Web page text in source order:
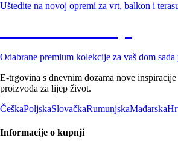
Uštedite na novoj opremi za vrt, balkon i
Odabrane premium kolekcije za vaš dom
E-trgovina s dnevnim dozama nove
proizvoda za lijep život.
ČeškaPoljskaSlovačkaRumunjskaMađarska
Informacije o kupnji